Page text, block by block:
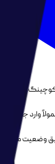
را
معمولاً
وارد
وضعیت